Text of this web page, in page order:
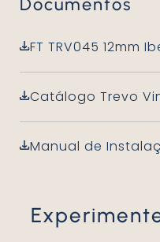
Documentos
FT TRV045 12mm
Catálogo Trevo
Manual de